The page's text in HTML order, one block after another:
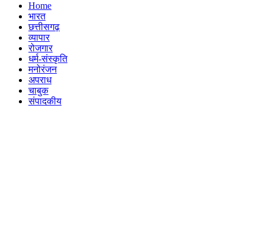
Home
भारत
छत्तीसगढ़
व्यापार
रोजगार
धर्म-संस्कृति
मनोरंजन
अपराध
चाबुक
संपादकीय